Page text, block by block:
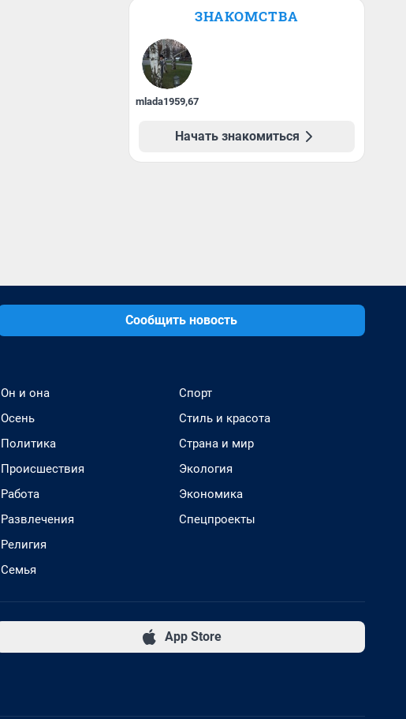
ЗНАКОМСТВА
mlada1959,67
Начать знакомиться
Сообщить новость
Он и она
Осень
Политика
Происшествия
Работа
Развлечения
Религия
Семья
Спорт
Стиль и красота
Страна и мир
Экология
Экономика
Спецпроекты
App Store